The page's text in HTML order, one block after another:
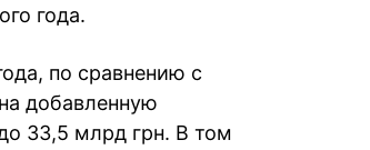
года.
по сравнению с
добавленную
33,5 млрд грн. В том